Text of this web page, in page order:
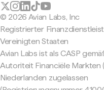
© 2026 Avian Labs, Inc
Registrierter
Vereinigten Staaten
Avian Labs ist als CASP
Autoriteit Financiële Markten
Niederlanden zugelassen